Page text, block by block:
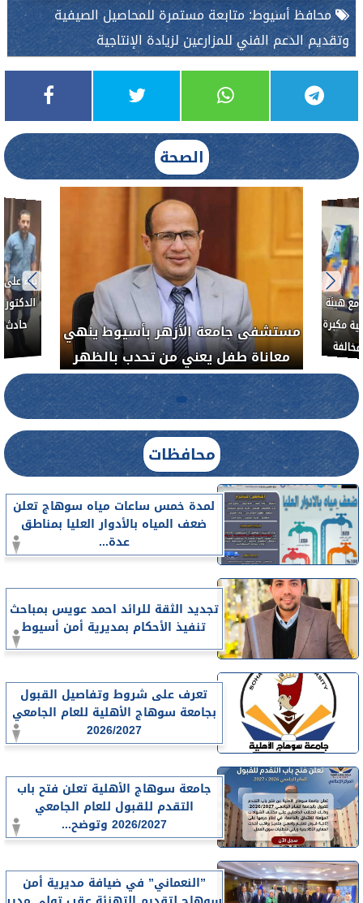
محافظ أسيوط: متابعة مستمرة للمحاصيل الصيفية
وتقديم الدعم الفني للمزارعين لزيادة الإنتاجية
الصحة
بناءً
حادث
مستشفى جامعة الأزهر بأسيوط ينهي
معاناة طفل يعني من تحدب بالظهر
هيئة
مكبرة
محافظات
لمدة خمس ساعات مياه سوهاج تعلن
ضعف المياه بالأدوار العليا بمناطق
عدة...
تجديد الثقة للرائد احمد عويس بمباحث
تنفيذ الأحكام بمديرية أمن أسيوط
تعرف على شروط وتفاصيل القبول
بجامعة سوهاج الأهلية للعام الجامعي
2026/2027
جامعة سوهاج الأهلية تعلن فتح باب
التقدم للقبول للعام الجامعي
2026/2027 وتوضح...
”النعماني” في ضيافة مديرية أمن